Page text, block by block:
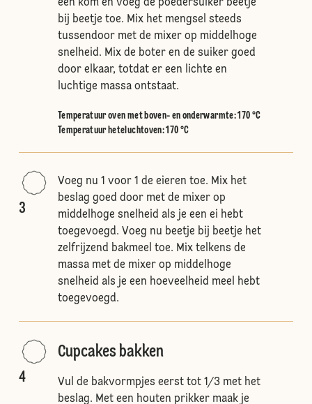
een kom en voeg de poedersuiker beetje
bij beetje toe. Mix het mengsel steeds
tussendoor met de mixer op middelhoge
snelheid. Mix de boter en de suiker goed
door elkaar, totdat er een lichte en
luchtige massa ontstaat.
Temperatuur oven met boven- en onderwarmte:170 °C
Temperatuur heteluchtoven:170 °C
3
Voeg nu 1 voor 1 de eieren toe. Mix het
beslag goed door met de mixer op
middelhoge snelheid als je een ei hebt
toegevoegd. Voeg nu beetje bij beetje het
zelfrijzend bakmeel toe. Mix telkens de
massa met de mixer op middelhoge
snelheid als je een hoeveelheid meel hebt
toegevoegd.
4
Cupcakes bakken
Vul de bakvormpjes eerst tot 1/3 met het
beslag. Met een houten prikker maak je